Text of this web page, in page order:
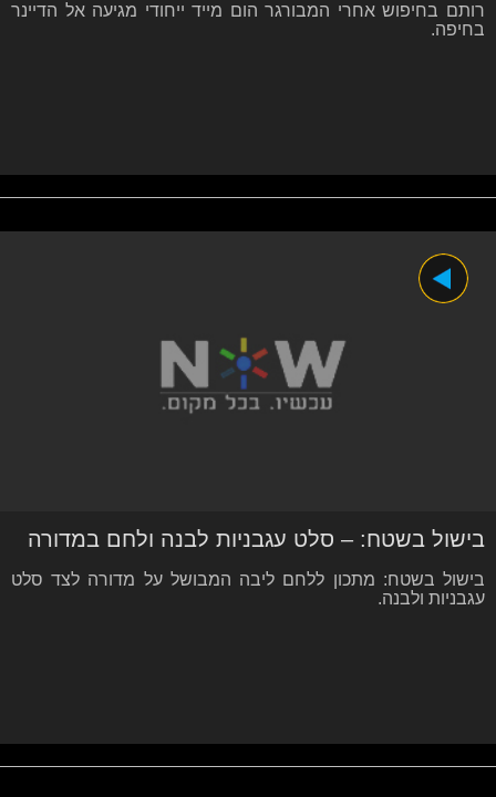
רותם בחיפוש אחרי המבורגר הום מייד ייחודי מגיעה אל הדיינר
בחיפה.
בישול בשטח: – סלט עגבניות לבנה ולחם במדורה
בישול בשטח: מתכון ללחם ליבה המבושל על מדורה לצד סלט
עגבניות ולבנה.